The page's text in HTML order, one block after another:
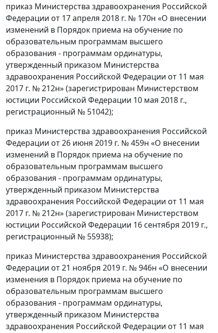
приказ Министерства здравоохранения Российской
Федерации от 17 апреля 2018 г. № 170н «О внесении
изменений в Порядок приема на обучение по
образовательным программам высшего
образования - программам ординатуры,
утвержденный приказом Министерства
здравоохранения Российской Федерации от 11 мая
2017 г. № 212н» (зарегистрирован Министерством
юстиции Российской Федерации 10 мая 2018 г.,
регистрационный № 51042);
приказ Министерства здравоохранения Российской
Федерации от 26 июня 2019 г. № 459н «О внесении
изменений в Порядок приема на обучение по
образовательным программам высшего
образования - программам ординатуры,
утвержденный приказом Министерства
здравоохранения Российской Федерации от 11 мая
2017 г. № 212н» (зарегистрирован Министерством
юстиции Российской Федерации 16 сентября 2019 г.,
регистрационный № 55938);
приказ Министерства здравоохранения Российской
Федерации от 21 ноября 2019 г. № 946н «О внесении
изменения в Порядок приема на обучение по
образовательным программам высшего
образования - программам ординатуры,
утвержденный приказом Министерства
здравоохранения Российской Федерации от 11 мая